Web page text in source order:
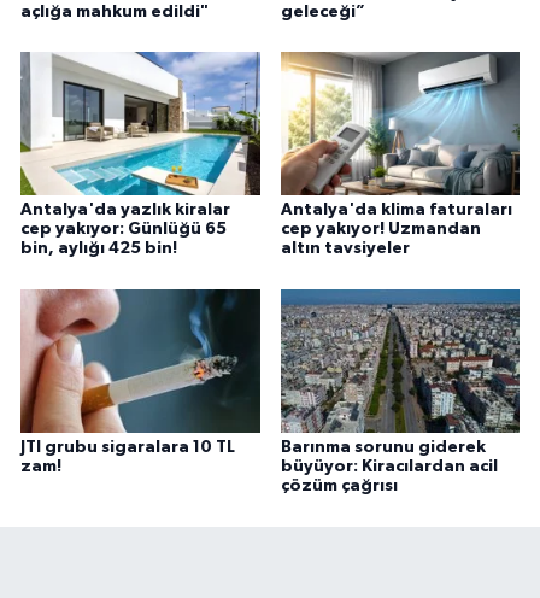
açlığa mahkum edildi"
geleceği”
Antalya'da yazlık kiralar
cep yakıyor: Günlüğü 65
bin, aylığı 425 bin!
Antalya'da klima faturaları
cep yakıyor! Uzmandan
altın tavsiyeler
JTI grubu sigaralara 10 TL
zam!
Barınma sorunu giderek
büyüyor: Kiracılardan acil
çözüm çağrısı